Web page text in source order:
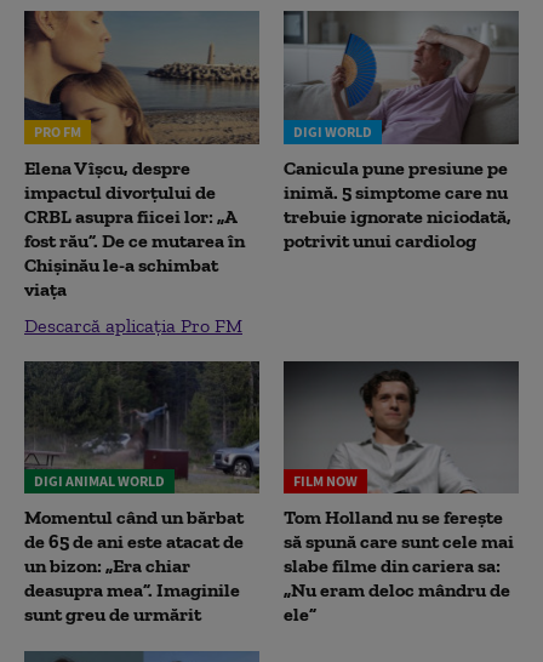
PRO FM
Elena Vîșcu, despre
impactul divorțului de
CRBL asupra fiicei lor: „A
fost rău”. De ce mutarea în
Chișinău le-a schimbat
viața
Descarcă aplicația Pro FM
DIGI WORLD
Canicula pune presiune pe
inimă. 5 simptome care nu
trebuie ignorate niciodată,
potrivit unui cardiolog
DIGI ANIMAL WORLD
Momentul când un bărbat
de 65 de ani este atacat de
un bizon: „Era chiar
deasupra mea”. Imaginile
sunt greu de urmărit
FILM NOW
Tom Holland nu se ferește
să spună care sunt cele mai
slabe filme din cariera sa:
„Nu eram deloc mândru de
ele”